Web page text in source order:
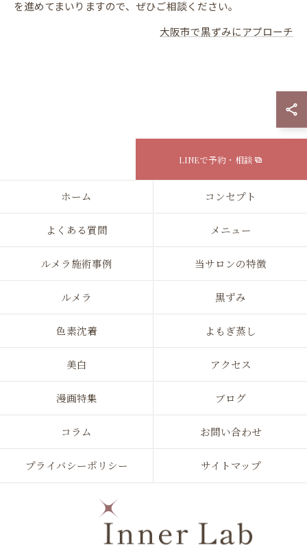
を進めてまいりますので、ぜひご相談ください。
大阪市で黒ずみにアプローチ
LINEで予約・相談
ホーム コンセプト
よくある質問 メニュー
ルメラ施術事例 当サロンの特徴
ルメラ 黒ずみ
色素沈着 よもぎ蒸し
美白 アクセス
漫画特集 ブログ
コラム お問い合わせ
プライバシーポリシー サイトマップ